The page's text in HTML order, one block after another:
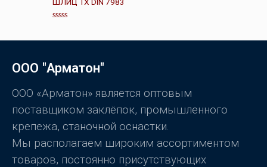
а
и
е
а
0
5
ООО "Арматон"
ООО «Арматон» является оптовым
поставщиком заклёпок, промышленного
крепежа, станочной оснастки.
Мы располагаем широким ассортиментом
товаров, постоянно присутствующих